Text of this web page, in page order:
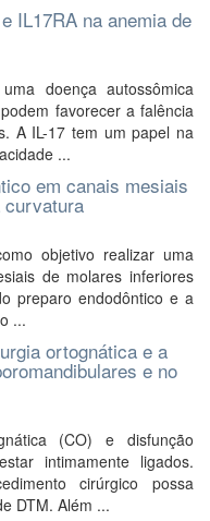
IL17RA na anemia de
doença autossômica
favorecer a falência
A IL-17 tem um papel na
...
em canais mesiais
curvatura
objetivo realizar uma
de molares inferiores
preparo endodôntico e a
...
ortognática e a
e no
(CO) e disfunção
intimamente ligados.
cirúrgico possa
DTM. Além ...